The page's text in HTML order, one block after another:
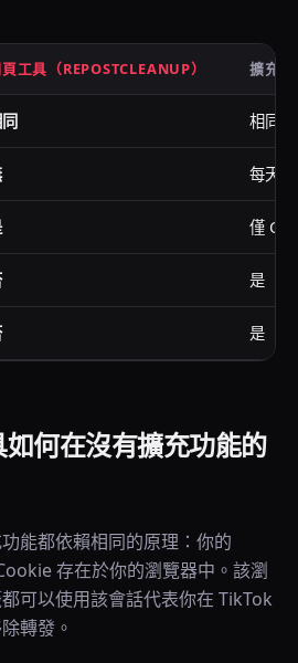
工具（REPOSTCLEANUP） 擴充
相同
每天
僅
是（
是（
何在沒有擴充功能的
能都依賴相同的原理：你的
存在於你的瀏覽器中。該瀏
可以使用該會話代表你在 TikTok
轉發。